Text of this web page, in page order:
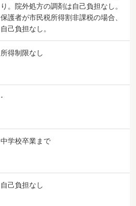
り。院外処方の調剤は自己負担なし。
保護者が市民税所得割非課税の場合、
自己負担なし。
所得制限なし
-
中学校卒業まで
自己負担なし